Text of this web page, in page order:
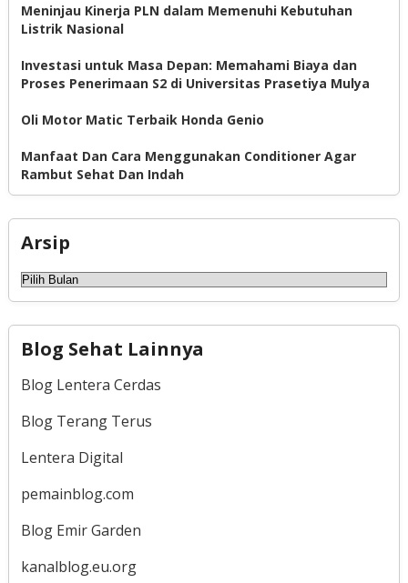
Meninjau Kinerja PLN dalam Memenuhi Kebutuhan
Listrik Nasional
Investasi untuk Masa Depan: Memahami Biaya dan
Proses Penerimaan S2 di Universitas Prasetiya Mulya
Oli Motor Matic Terbaik Honda Genio
Manfaat Dan Cara Menggunakan Conditioner Agar
Rambut Sehat Dan Indah
Arsip
Arsip
Blog Sehat Lainnya
Blog Lentera Cerdas
Blog Terang Terus
Lentera Digital
pemainblog.com
Blog Emir Garden
kanalblog.eu.org